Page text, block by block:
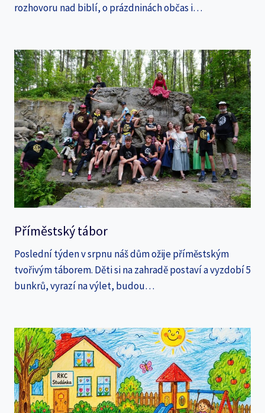
rozhovoru nad biblí, o prázdninách občas i…
Příměstský tábor
Poslední týden v srpnu náš dům ožije příměstským
tvořivým táborem. Děti si na zahradě postaví a vyzdobí 5
bunkrů, vyrazí na výlet, budou…